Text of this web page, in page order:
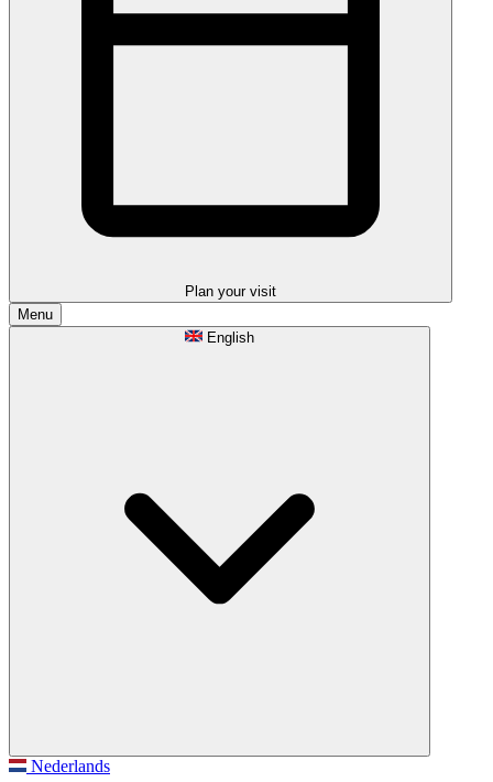
Plan your visit
Menu
English
Nederlands